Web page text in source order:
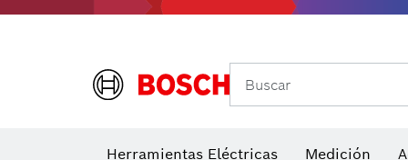
Buscar
Herramientas Eléctricas Medición